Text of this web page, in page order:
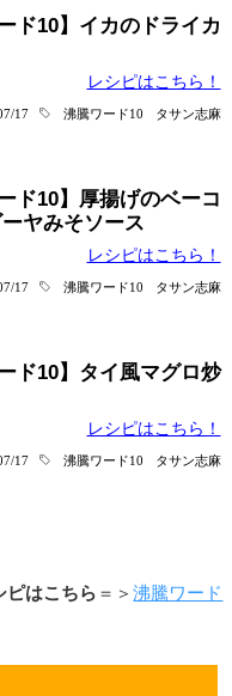
ド10】イカのドライカ
レシピはこちら！
17 沸騰ワード10 タサン志麻
ド10】厚揚げのベーコ
ヤみそソース
レシピはこちら！
17 沸騰ワード10 タサン志麻
ド10】タイ風マグロ炒
レシピはこちら！
17 沸騰ワード10 タサン志麻
ピはこちら ＝＞沸騰ワード